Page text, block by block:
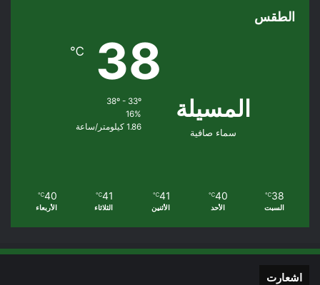
الطقس
المسيلة
سماء صافية
38
℃
38º - 33º
16%
1.86 كيلومتر/ساعة
38
℃
السبت
40
℃
الأحد
41
℃
الأثنين
41
℃
الثلاثاء
40
℃
الأربعاء
اشعارت